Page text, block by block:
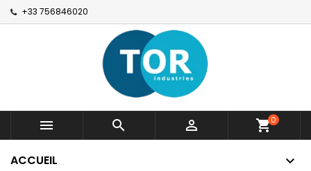
+33 756846020
   shopping_cart0
ACCUEIL